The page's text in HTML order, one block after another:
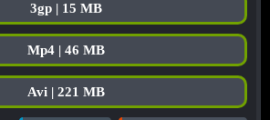
3gp | 15 MB
Mp4 | 46 MB
Avi | 221 MB